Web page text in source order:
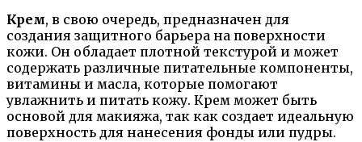
Крем, в свою очередь, предназначен для
создания защитного барьера на поверхности
кожи. Он обладает плотной текстурой и может
содержать различные питательные компоненты,
витамины и масла, которые помогают
увлажнить и питать кожу. Крем может быть
основой для макияжа, так как создает идеальную
поверхность для нанесения фонды или пудры.